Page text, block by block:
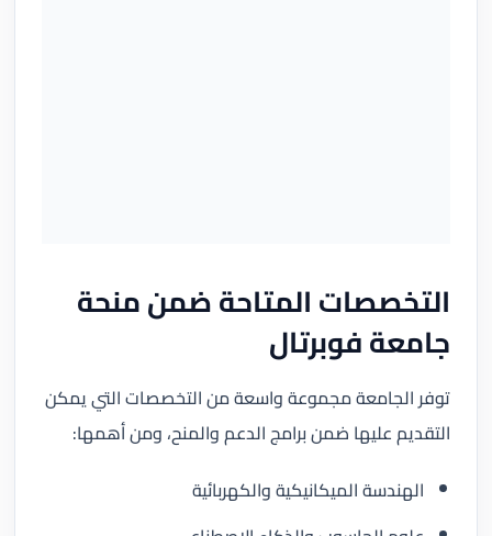
التخصصات المتاحة ضمن منحة
جامعة فوبرتال
توفر الجامعة مجموعة واسعة من التخصصات التي يمكن
التقديم عليها ضمن برامج الدعم والمنح، ومن أهمها:
الهندسة الميكانيكية والكهربائية